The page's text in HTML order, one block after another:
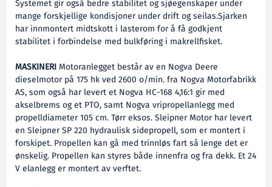
Systemet gir også bedre stabilitet og sjøegenskaper under
mange forskjellige kondisjoner under drift og seilas.Sjarken
har innmontert midtskott i lasterom for å få godkjent
stabilitet i forbindelse med bulkføring i makrellfisket.
MASKINERIMotoranlegget består av en Nogva Deere
dieselmotor på 175 hk ved 2600 o/min. fra Nogva Motorfabrikk
AS, som også har levert et Nogva HC-168 4,16:1 gir med
akselbrems og et PTO, samt Nogva vripropellanlegg med
propelldiameter 105 cm. Tørr eksos. Sleipner Motor har levert
en Sleipner SP 220 hydraulisk sidepropell, som er montert i
forskipet. Propellen kan gå med trinnløs fart så lenge det er
ønskelig. Propellen kan styres både innenfra og fra dekk. Et 24
V elanlegg er montert av verftet.